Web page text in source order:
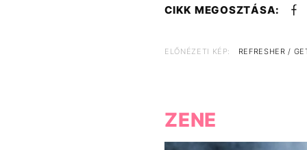
CIKK MEGOSZTÁSA:
ELŐNÉZETI KÉP: REFRESHER /
ZENE